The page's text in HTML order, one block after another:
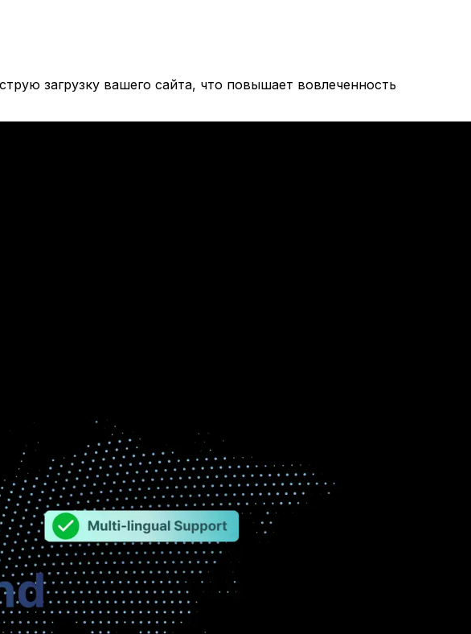
загрузку вашего сайта, что повышает вовлеченность